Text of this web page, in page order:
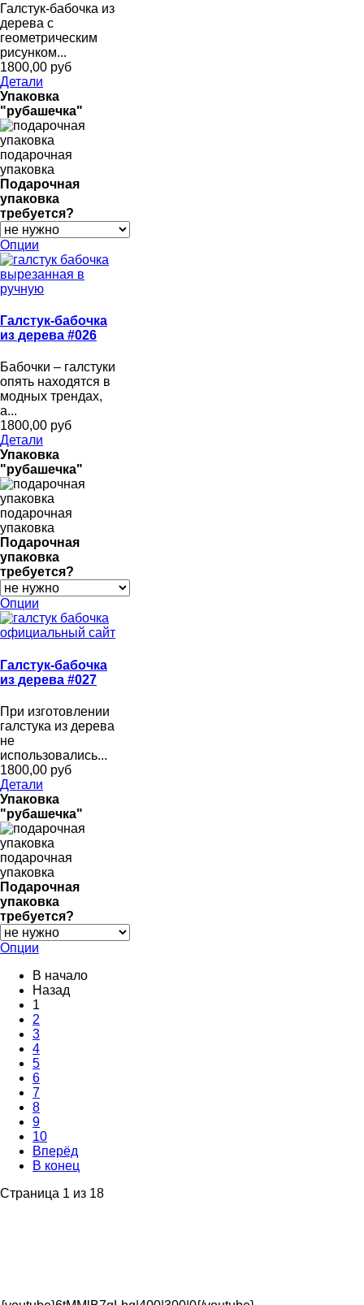
Галстук-бабочка из
дерева с
геометрическим
рисунком...
1800,00 руб
Детали
Упаковка
"рубашечка"
подарочная
упаковка
Подарочная
упаковка
требуется?
Опции
Галстук-бабочка
из дерева #026
Бабочки – галстуки
опять находятся в
модных трендах,
а...
1800,00 руб
Детали
Упаковка
"рубашечка"
подарочная
упаковка
Подарочная
упаковка
требуется?
Опции
Галстук-бабочка
из дерева #027
При изготовлении
галстука из дерева
не
использовались...
1800,00 руб
Детали
Упаковка
"рубашечка"
подарочная
упаковка
Подарочная
упаковка
требуется?
Опции
В начало
Назад
1
2
3
4
5
6
7
8
9
10
Вперёд
В конец
Страница 1 из 18